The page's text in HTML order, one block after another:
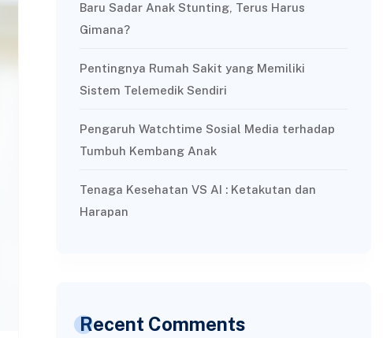
Baru Sadar Anak Stunting, Terus Harus
Gimana?
Pentingnya Rumah Sakit yang Memiliki
Sistem Telemedik Sendiri
Pengaruh Watchtime Sosial Media terhadap
Tumbuh Kembang Anak
Tenaga Kesehatan VS AI : Ketakutan dan
Harapan
Recent Comments